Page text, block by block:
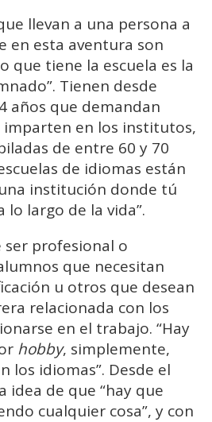
llevan a una persona a
en esta aventura son
que tiene la escuela es la
Tienen desde
años que demandan
imparten en los institutos,
de entre 60 y 70
de idiomas están
institución donde tú
lo largo de la vida”.
ser profesional o
que necesitan
u otros que desean
relacionada con los
en el trabajo. “Hay
hobby, simplemente,
los idiomas”. Desde el
idea de que “hay que
cualquier cosa”, y con